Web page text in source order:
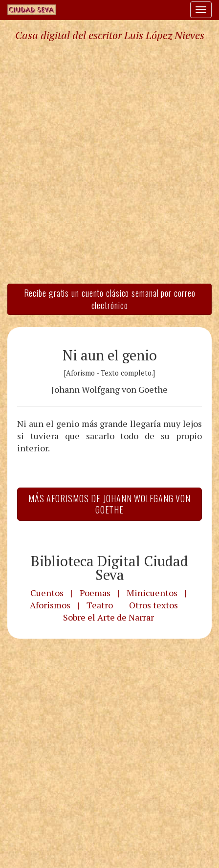
Casa digital del escritor Luis López Nieves
Recibe gratis un cuento clásico semanal por correo
electrónico
Ni aun el genio
[Aforismo - Texto completo.]
Johann Wolfgang von Goethe
Ni aun el genio más grande llegaría muy lejos
si tuviera que sacarlo todo de su propio
interior.
MÁS AFORISMOS DE JOHANN WOLFGANG VON
GOETHE
Biblioteca Digital Ciudad
Seva
Cuentos | Poemas | Minicuentos
|
Aforismos
| Teatro | Otros textos
|
Sobre el Arte de Narrar